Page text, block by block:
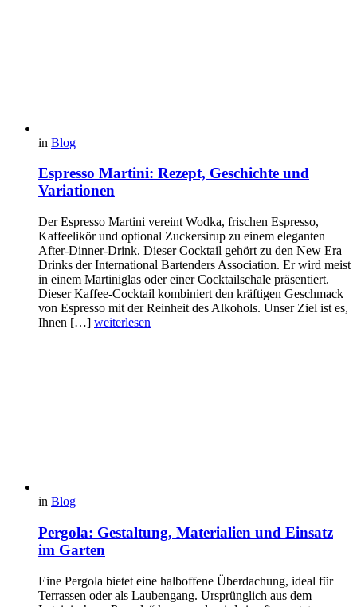
in Blog
Espresso Martini: Rezept, Geschichte und
Variationen
Der Espresso Martini vereint Wodka, frischen Espresso,
Kaffeelikör und optional Zuckersirup zu einem eleganten
After-Dinner-Drink. Dieser Cocktail gehört zu den New Era
Drinks der International Bartenders Association. Er wird meist
in einem Martiniglas oder einer Cocktailschale präsentiert.
Dieser Kaffee-Cocktail kombiniert den kräftigen Geschmack
von Espresso mit der Reinheit des Alkohols. Unser Ziel ist es,
Ihnen […] weiterlesen
in Blog
Pergola: Gestaltung, Materialien und Einsatz
im Garten
Eine Pergola bietet eine halboffene Überdachung, ideal für
Terrassen oder als Laubengang. Ursprünglich aus dem